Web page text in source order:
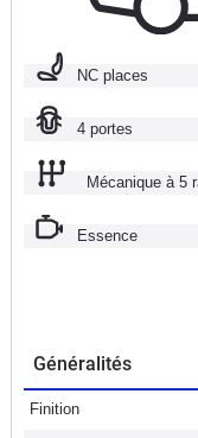
NC places
4 portes
Mécanique à 5
Essence
Généralités
Finition